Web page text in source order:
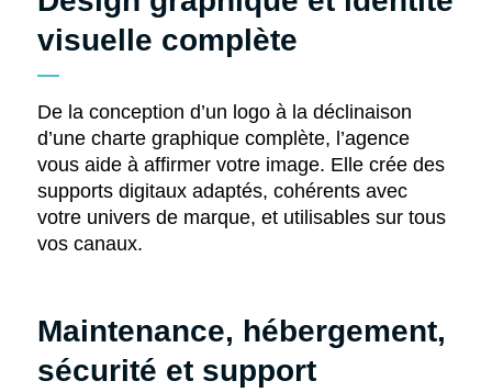
visuelle complète
De la conception d’un logo à la déclinaison
d’une charte graphique complète, l’agence
vous aide à affirmer votre image. Elle crée des
supports digitaux adaptés, cohérents avec
votre univers de marque, et utilisables sur tous
vos canaux.
Maintenance, hébergement,
sécurité et support